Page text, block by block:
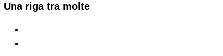
Una riga tra molte